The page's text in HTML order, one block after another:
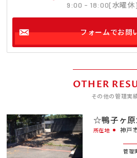
9:00 - 18:00[水曜休]
フォームでお問
OTHER
その他の管理実
☆鴨子ヶ原
所在地 神戸
管理